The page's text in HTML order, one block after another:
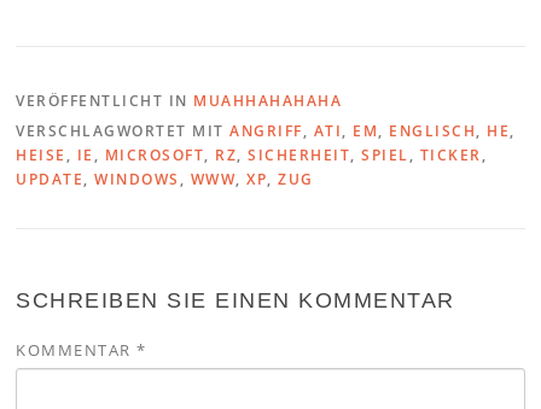
VERÖFFENTLICHT IN MUAHHAHAHAHA
VERSCHLAGWORTET MITANGRIFF, ATI, EM, ENGLISCH, HE,
HEISE , IE , MICROSOFT, RZ,SICHERHEIT,SPIEL, TICKER,
UPDATE,WINDOWS , WWW,XP,ZUG
SCHREIBEN SIE EINEN KOMMENTAR
KOMMENTAR*